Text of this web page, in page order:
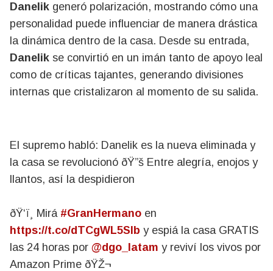
Danelik generó polarización, mostrando cómo una
personalidad puede influenciar de manera drástica
la dinámica dentro de la casa. Desde su entrada,
Danelik se convirtió en un imán tanto de apoyo leal
como de críticas tajantes, generando divisiones
internas que cristalizaron al momento de su salida.
El supremo habló: Danelik es la nueva eliminada y
la casa se revolucionó ðŸ”š Entre alegría, enojos y
llantos, así la despidieron
ðŸ‘ï¸ Mirá #GranHermano en
https://t.co/dTCgWL5SIb y espiá la casa GRATIS
las 24 horas por @dgo_latam y reviví los vivos por
Amazon Prime ðŸŽ¬